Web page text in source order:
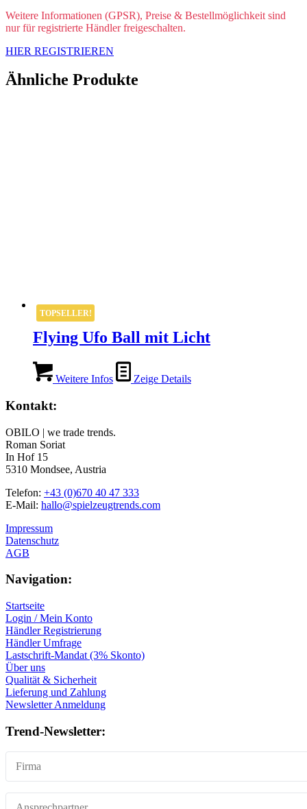
Weitere Informationen (GPSR), Preise & Bestellmöglichkeit sind
nur für registrierte Händler freigeschalten.
HIER REGISTRIEREN
Ähnliche Produkte
TOPSELLER!
Flying Ufo Ball mit Licht
Weitere Infos Zeige Details
Kontakt:
OBILO | we trade trends.
Roman Soriat
In Hof 15
5310 Mondsee, Austria
Telefon: +43 (0)670 40 47 333
E-Mail: hallo@spielzeugtrends.com
Impressum
Datenschutz
AGB
Navigation:
Startseite
Login / Mein Konto
Händler Registrierung
Händler Umfrage
Lastschrift-Mandat (3% Skonto)
Über uns
Qualität & Sicherheit
Lieferung und Zahlung
Newsletter Anmeldung
Trend-Newsletter: